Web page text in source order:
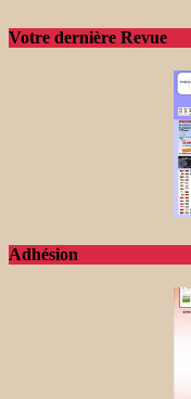
Votre dernière Revue
Adhésion